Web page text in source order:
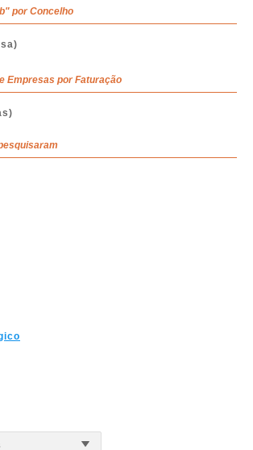
por Concelho
Empresas por Faturação